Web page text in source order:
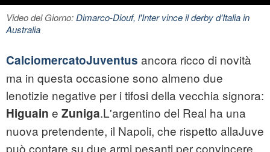
Video del Giorno: Dimarco-Diouf, l'Inter vince il derby d'Italia in
Australia
CalciomercatoJuventus ancora ricco di novità
ma in questa occasione sono almeno due
lenotizie negative per i tifosi della vecchia signora:
Higuain e Zuniga.L'argentino del Real ha una
nuova pretendente, il Napoli, che rispetto allaJuve
può contare su due armi pesanti per convincere